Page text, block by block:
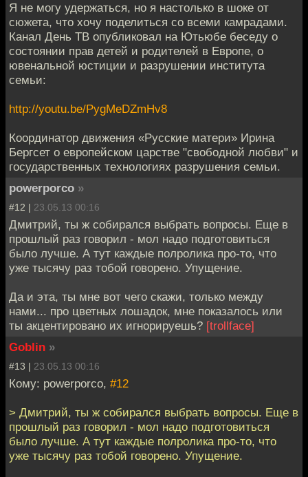
Я не могу удержаться, но я настолько в шоке от
сюжета, что хочу поделиться со всеми камрадами.
Канал День ТВ опубликовал на Ютьюбе беседу о
состоянии прав детей и родителей в Европе, о
ювенальной юстиции и разрушении института
семьи:
http://youtu.be/PygMeDZmHv8
Координатор движения «Русские матери» Ирина
Бергсет о европейском царстве "свободной любви" и
государственных технологиях разрушения семьи.
powerporco »
#12 | 23.05.13 00:16
Дмитрий, ты ж собирался выбрать вопросы. Еще в
прошлый раз говорил - мол надо подготовиться
было лучше. А тут каждые полролика про-то, что
уже тысячу раз тобой говорено. Упущение.
Да и эта, ты мне вот чего скажи, только между
нами... про цветных лошадок, мне показалось или
ты акцентировано их игнорируешь? [trollface]
Goblin »
#13 | 23.05.13 00:16
Кому: powerporco, #12
> Дмитрий, ты ж собирался выбрать вопросы. Еще в
прошлый раз говорил - мол надо подготовиться
было лучше. А тут каждые полролика про-то, что
уже тысячу раз тобой говорено. Упущение.